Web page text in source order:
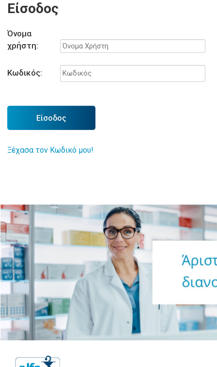
Είσοδος
Όνομα
χρήστη:
Κωδικός:
Είσοδος
Ξέχασα τον Κωδικό μου!